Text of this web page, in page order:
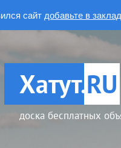
сайт добавьте в
Хатут.RU
доска бесплатных